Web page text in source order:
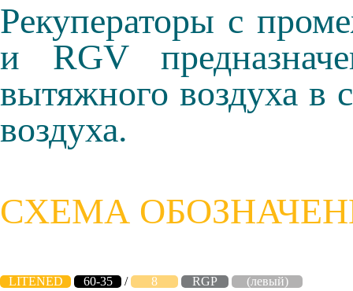
Рекуператоры с
и RGV
вытяжного воздуха в
воздуха.
СХЕМА
LITENED 60-35 / 8 RGP (левый)